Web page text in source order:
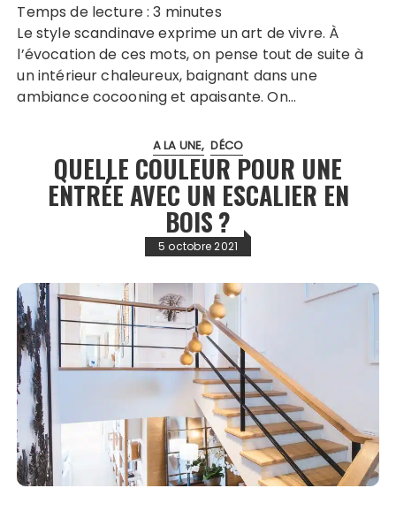
Temps de lecture :3 minutes
Le style scandinave exprime un art de vivre. À
l’évocation de ces mots, on pense tout de suite à
un intérieur chaleureux, baignant dans une
ambiance cocooning et apaisante. On…
A LA UNE DÉCO
QUELLE COULEUR POUR UNE
ENTRÉE AVEC UN ESCALIER EN
BOIS ?
5 octobre 2021